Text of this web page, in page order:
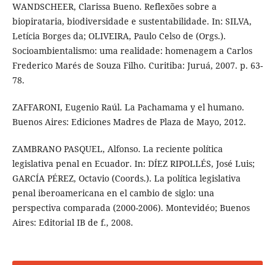
WANDSCHEER, Clarissa Bueno. Reflexões sobre a
biopirataria, biodiversidade e sustentabilidade. In: SILVA,
Letícia Borges da; OLIVEIRA, Paulo Celso de (Orgs.).
Socioambientalismo: uma realidade: homenagem a Carlos
Frederico Marés de Souza Filho. Curitiba: Juruá, 2007. p. 63-
78.
ZAFFARONI, Eugenio Raúl. La Pachamama y el humano.
Buenos Aires: Ediciones Madres de Plaza de Mayo, 2012.
ZAMBRANO PASQUEL, Alfonso. La reciente política
legislativa penal en Ecuador. In: DÍEZ RIPOLLÉS, José Luis;
GARCÍA PÉREZ, Octavio (Coords.). La política legislativa
penal iberoamericana en el cambio de siglo: una
perspectiva comparada (2000-2006). Montevidéo; Buenos
Aires: Editorial IB de f., 2008.